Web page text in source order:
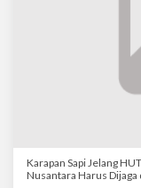
Karapan Sapi Jelang
Nusantara Harus Dijaga